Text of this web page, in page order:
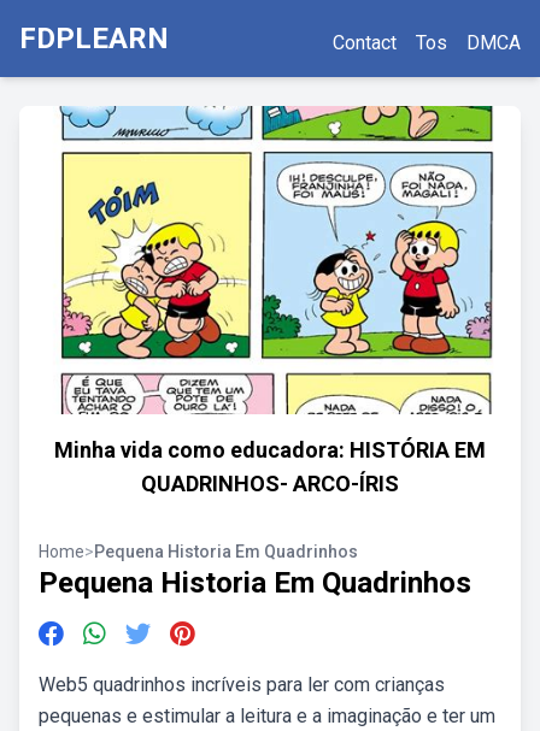
FDPLEARN Contact Tos DMCA
Minha vida como educadora: HISTÓRIA EM
QUADRINHOS- ARCO-ÍRIS
Home>Pequena Historia Em Quadrinhos
Pequena Historia Em Quadrinhos
Web5 quadrinhos incríveis para ler com crianças
pequenas e estimular a leitura e a imaginação e ter um